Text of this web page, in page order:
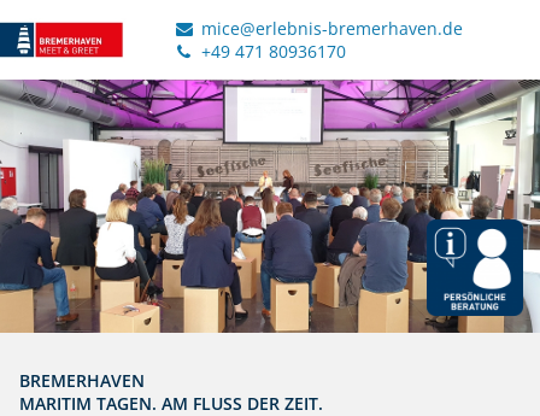
mice@erlebnis-bremerhaven.de
+49 471 80936170
BREMERHAVEN
MARITIM TAGEN. AM FLUSS DER ZEIT.